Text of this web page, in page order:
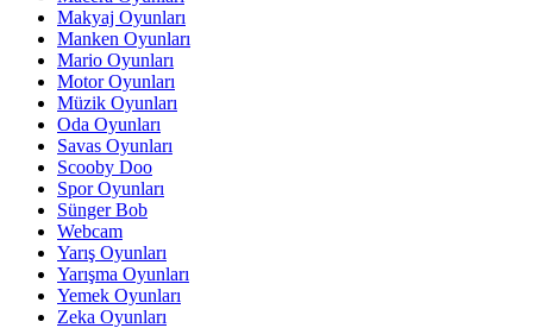
Makyaj Oyunları
Manken Oyunları
Mario Oyunları
Motor Oyunları
Müzik Oyunları
Oda Oyunları
Savas Oyunları
Scooby Doo
Spor Oyunları
Sünger Bob
Webcam
Yarış Oyunları
Yarışma Oyunları
Yemek Oyunları
Zeka Oyunları